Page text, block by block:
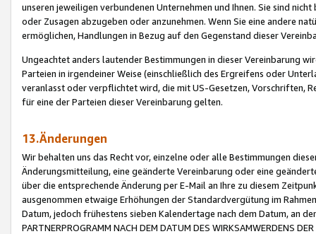
unseren jeweiligen verbundenen Unternehmen und Ihnen. Sie sind
oder Zusagen abzugeben oder anzunehmen. Wenn Sie eine andere
ermöglichen, Handlungen in Bezug auf den Gegenstand dieser
Ungeachtet anders lautender Bestimmungen in dieser Vereinbarung
Parteien in irgendeiner Weise (einschließlich des Ergreifens oder
veranlasst oder verpflichtet wird, die mit US-Gesetzen, Vorschriften,
für eine der Parteien dieser Vereinbarung gelten.
13.Änderungen
Wir behalten uns das Recht vor, einzelne oder alle Bestimmungen
Änderungsmitteilung, eine geänderte Vereinbarung oder eine
über die entsprechende Änderung per E-Mail an Ihre zu diesem
ausgenommen etwaige Erhöhungen der Standardvergütung im
Datum, jedoch frühestens sieben Kalendertage nach dem Datum, an
PARTNERPROGRAMM NACH DEM DATUM DES WIRKSAMWERDENS